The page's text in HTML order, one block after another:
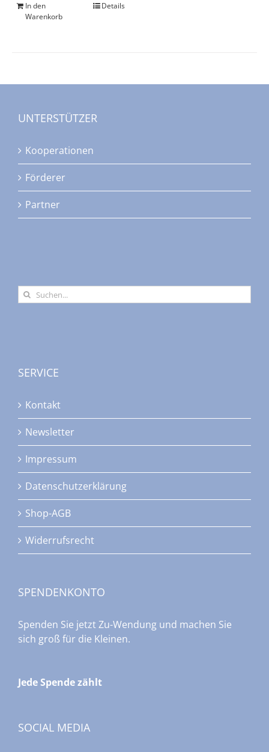
In den
Warenkorb
Details
UNTERSTÜTZER
Kooperationen
Förderer
Partner
Suche
nach:
SERVICE
Kontakt
Newsletter
Impressum
Datenschutzerklärung
Shop-AGB
Widerrufsrecht
SPENDENKONTO
Spenden Sie jetzt Zu-Wendung und machen Sie
sich groß für die Kleinen.
Jede Spende zählt
SOCIAL MEDIA